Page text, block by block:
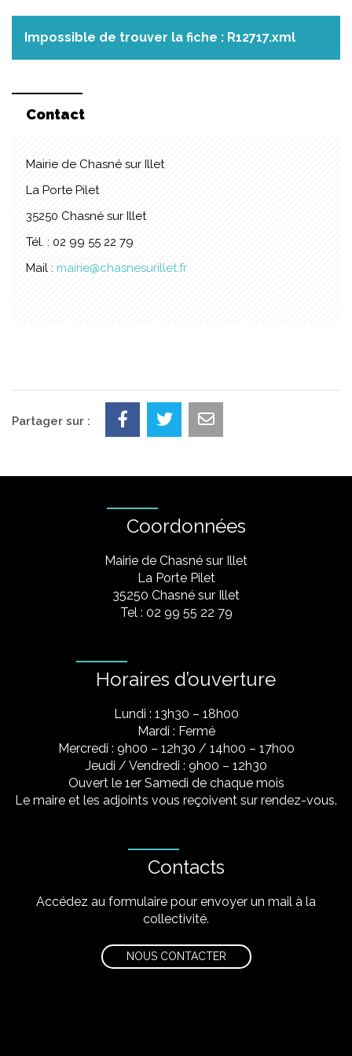
Impossible de trouver la fiche : R12717.xml
Contact
Mairie de Chasné sur Illet
La Porte Pilet
35250 Chasné sur Illet
Tél. : 02 99 55 22 79
Mail : mairie@chasnesurillet.fr
Partager sur :
Coordonnées
Mairie de Chasné sur Illet
La Porte Pilet
35250 Chasné sur Illet
Tel : 02 99 55 22 79
Horaires d’ouverture
Lundi : 13h30 – 18h00
Mardi : Fermé
Mercredi : 9h00 – 12h30 / 14h00 – 17h00
Jeudi / Vendredi : 9h00 – 12h30
Ouvert le 1er Samedi de chaque mois
Le maire et les adjoints vous reçoivent sur rendez-vous.
Contacts
Accédez au formulaire pour envoyer un mail à la
collectivité.
NOUS CONTACTER